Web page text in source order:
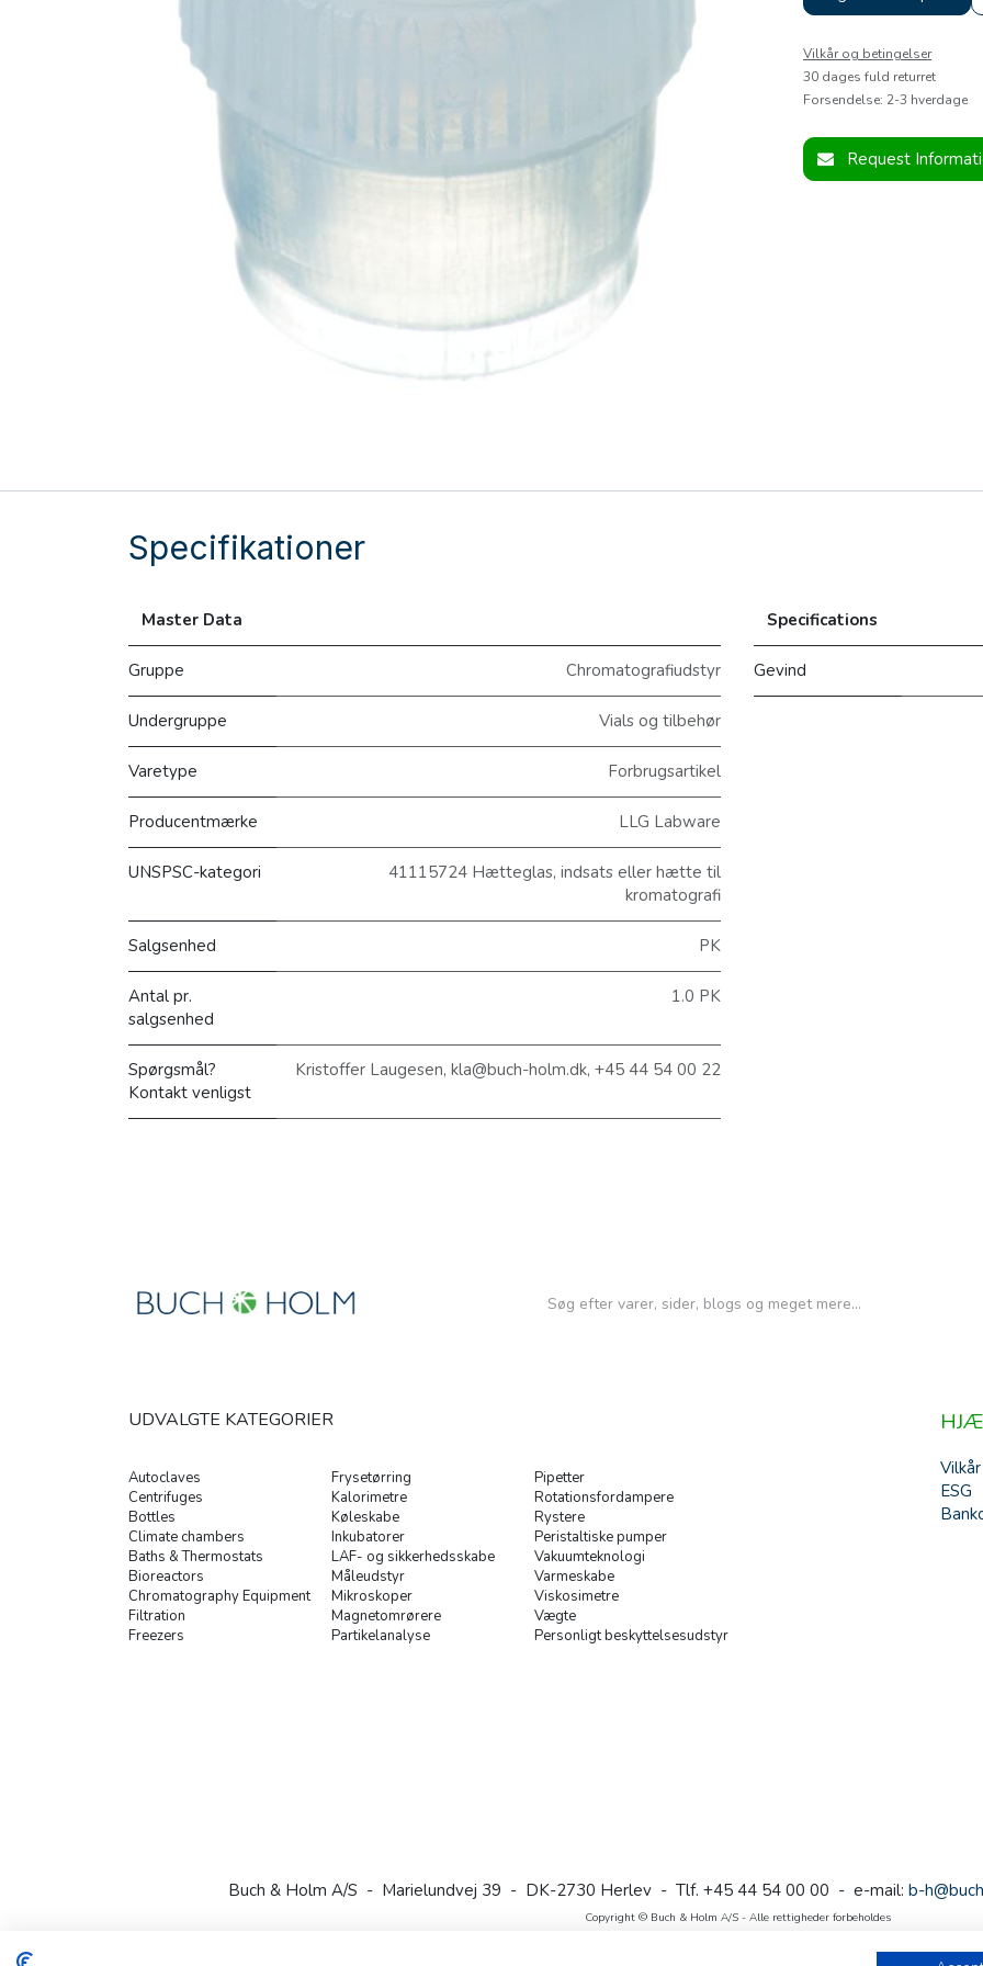
Vilkår og betingelser
30 dages fuld returret
Forsendelse: 2-3 hverdage
Request
Specifikationer
Master Data
Gruppe Chromatografiudstyr
Undergruppe Vials og tilbehør
Varetype Forbrugsartikel
Producentmærke LLG Labware
UNSPSC-kategori
41115724 Hætteglas, indsats eller hætte til
kromatografi
Salgsenhed PK
Antal pr.
salgsenhed
1.0 PK
Spørgsmål?
Kontakt venligst
Kristoffer Laugesen, kla@buch-holm.dk, +45 44 54 00 22
Specifications
Gevind
Autoclaves
Centrifuges
Bottles
Climate chambers
Baths & Thermostats
Bioreactors
Chromatography Equipment
Filtration
Freezers
Frysetørring
Kalorimetre
Køleskabe
Inkubatorer
LAF- og sikkerhedsskabe
Måleudstyr
Mikroskoper
Magnetomrørere
Partikelanalyse
Pipetter
Rotationsfordampere
Rystere
Peristaltiske pumper
Vakuumteknologi
Varmeskabe
Viskosimetre
Vægte
Personligt beskyttelsesudstyr
UDVALGTE KATEGORIER
Vilkår
ESG
Buch & Holm A/S - Marielundvej 39 - DK-2730 Herlev - Tlf. +45 44 54 00 00 - e-mail: b-
Copyright © Buch & Holm A/S - Alle rettigheder forbeholdes